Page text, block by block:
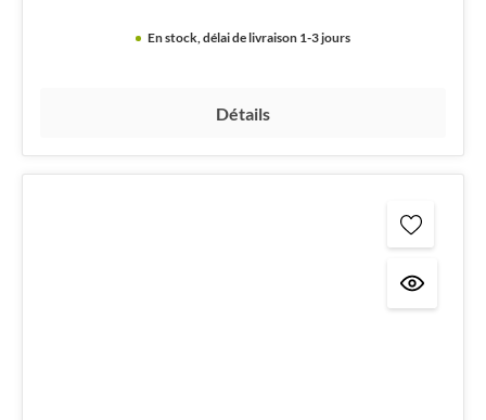
En stock, délai de livraison 1-3 jours
Détails